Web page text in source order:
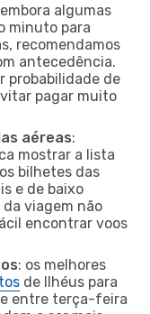
algumas
minuto para
recomendamos
antecedência.
probabilidade de
pagar muito
aéreas:
mostrar a lista
bilhetes das
e de baixo
viagem não
encontrar voos
: os melhores
de Ilhéus para
entre terça-feira